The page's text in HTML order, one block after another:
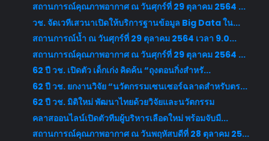
สถานการณ์คุณภาพอากาศ ณ วันศุกร์ที่ 29 ตุลาคม 2564 ...
วช. จัดเวทีเสวนาเปิดให้บริการฐานข้อมูล Big Data ใน...
สถานการณ์น้ำ ณ วันศุกร์ที่ 29 ตุลาคม 2564 เวลา 9.0...
สถานการณ์คุณภาพอากาศ ณ วันศุกร์ที่ 29 ตุลาคม 2564 ...
62 ปี วช. เปิดตัว เด็กเก่ง คิดค้น “ถุงตอนกิ่งสำหรั...
62 ปี วช. ยกงานวิจัย “นวัตกรรมเซนเซอร์ฉลาดสำหรับตร...
62 ปี วช. มิติใหม่ พัฒนาไทยด้วยวิจัยและนวัตกรรม
คลาสออนไลน์เปิดตัวทีมผู้บริหารเลือดใหม่ พร้อมจับมื...
สถานการณ์คุณภาพอากาศ ณ วันพฤหัสบดีที่ 28 ตุลาคม 25...